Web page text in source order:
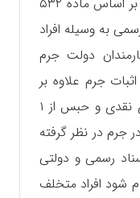
به وسیله افراد
دولت جرم
جرم علاوه بر
اعمال تنبیهات اداری و شغلی، جزای نقدی و حبس از ۱
جرم در نظر گرفته
رسمی و دولتی
شود افراد متخلف